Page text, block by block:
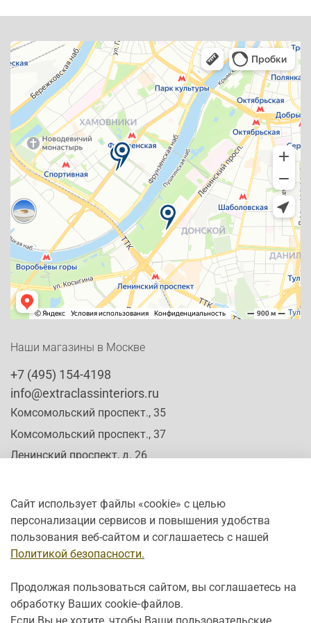
Наши магазины в Москве
+7 (495) 154-4198
info@extraclassinteriors.ru
Комсомольский проспект., 35
Комсомольский проспект., 37
Ленинский проспект, д. 26
Время работы:
Пн-Сб: c 10:00 - 20:00
Вс: с 12:00 - 19:00
Сайт использует файлы «cookie» с целью
персонализации сервисов и повышения удобства
пользования веб-сайтом и соглашаетесь с нашей
Политикой безопасности.
Продолжая пользоваться сайтом, вы соглашаетесь на
обработку Ваших cookie‑файлов.